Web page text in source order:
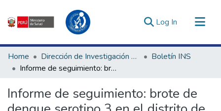
Log In (current)
Communities & Collections
All of DSpace
Estadísticas Externas
Home Dirección de Investigación e Innovación en Salud
Boletín INS
Informe de seguimiento: brote de dengue serotipo 3 en el distrito de Chulucanas, provincia Morropón, Dirección de salud Piura
Informe de seguimiento: brote de